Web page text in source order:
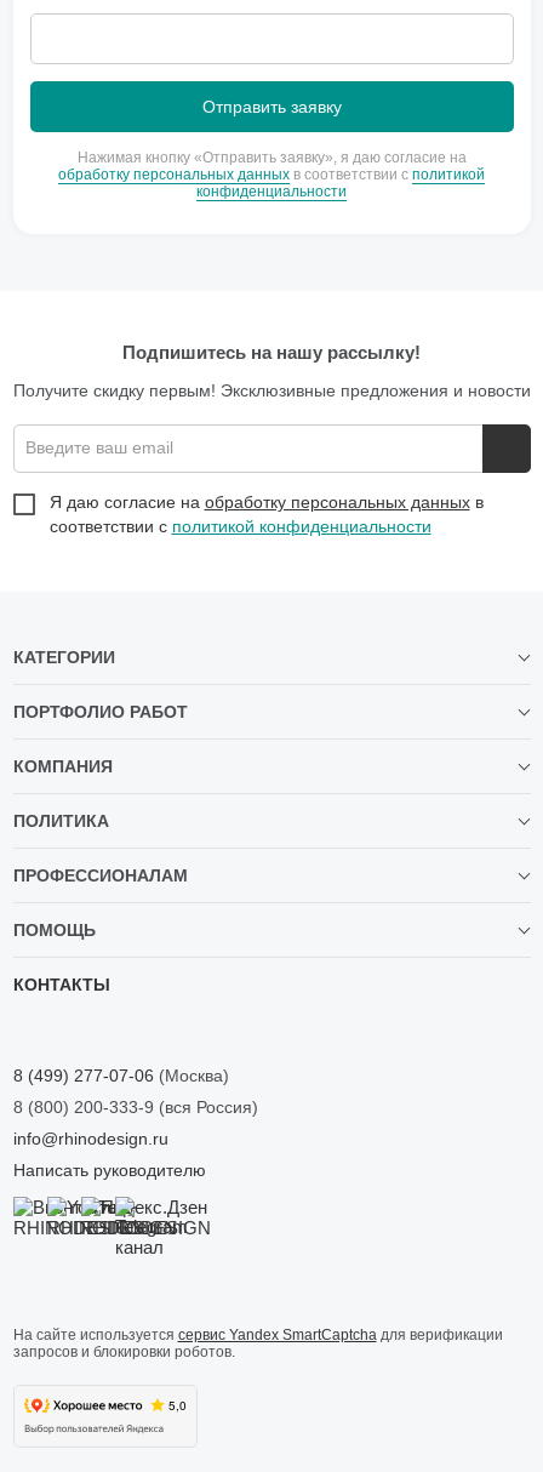
Нажимая кнопку «Отправить заявку», я даю согласие на
обработку персональных данных в соответствии с политикой
конфиденциальности
Подпишитесь на нашу рассылку!
Получите скидку первым! Эксклюзивные предложения и новости
Введите ваш email
Я даю согласие на обработку персональных данныхв
соответствии с политикой конфиденциальности
КАТЕГОРИИ
ПОРТФОЛИО РАБОТ
КОМПАНИЯ
ПОЛИТИКА
ПРОФЕССИОНАЛАМ
ПОМОЩЬ
КОНТАКТЫ
8 (499) 277-07-06 (Москва)
8 (800) 200-333-9 (вся Россия)
info@rhinodesign.ru
Написать руководителю
На сайте используется сервис Yandex SmartCaptchaдля верификации
запросов и блокировки роботов.